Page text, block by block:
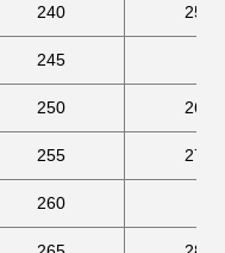
240
245
250
255
260